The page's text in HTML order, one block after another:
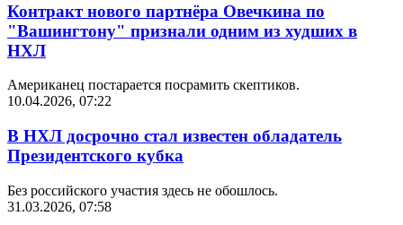
Контракт нового партнёра Овечкина по
"Вашингтону" признали одним из худших в
НХЛ
Американец постарается посрамить скептиков.
10.04.2026, 07:22
В НХЛ досрочно стал известен обладатель
Президентского кубка
Без российского участия здесь не обошлось.
31.03.2026, 07:58